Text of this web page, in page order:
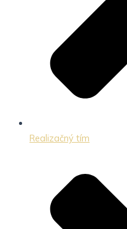
Realizačný tím